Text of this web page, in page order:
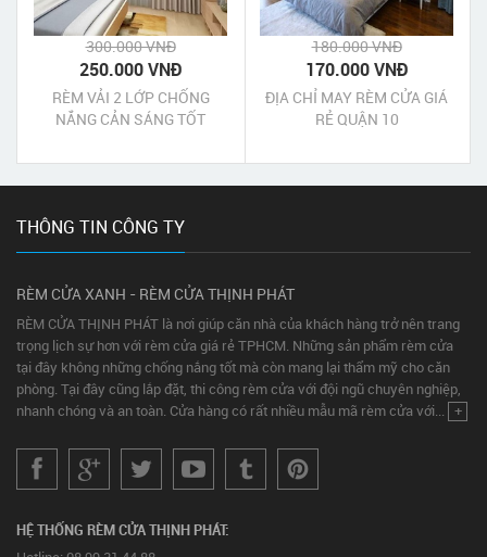
300.000 VNĐ
250.000 VNĐ
RÈM VẢI 2 LỚP CHỐNG
NẮNG CẢN SÁNG TỐT
180.000 VNĐ
170.000 VNĐ
ĐỊA CHỈ MAY RÈM CỬA GIÁ
RẺ QUẬN 10
THÔNG TIN CÔNG TY
RÈM CỬA XANH - RÈM CỬA THỊNH PHÁT
RÈM CỬA THỊNH PHÁT là nơi giúp căn nhà của khách hàng trở nên trang
trọng lịch sự hơn với rèm cửa giá rẻ TPHCM. Những sản phẩm rèm cửa
tại đây không những chống nắng tốt mà còn mang lại thẩm mỹ cho căn
phòng. Tại đây cũng lắp đặt, thi công rèm cửa với đội ngũ chuyên nghiệp,
nhanh chóng và an toàn. Cửa hàng có rất nhiều mẫu mã rèm cửa với... +
HỆ THỐNG RÈM CỬA THỊNH PHÁT: